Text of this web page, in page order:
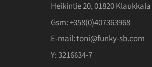
Heikintie 20, 01820 Klaukkala
Gsm: +358(0)407363968
E-mail: toni@funky-sb.com
Y: 3216634-7